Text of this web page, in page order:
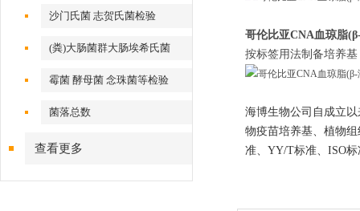
沙门氏菌 志贺氏菌检验
(粪)大肠菌群大肠埃希氏菌
霉菌 酵母菌 念珠菌等检验
菌落总数
查看更多
哥伦比亚CNA血琼脂
按标签用法制备培养
海博生物公司自成立
物疫苗培养基、植物
准、YY/T标准、ISO